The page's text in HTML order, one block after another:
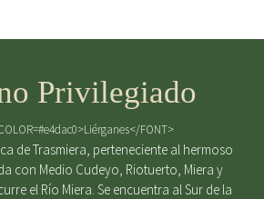
Privilegiado
de Trasmiera, perteneciente al hermoso
con Medio Cudeyo, Riotuerto, Miera y
el Río Miera. Se encuentra al Sur de la